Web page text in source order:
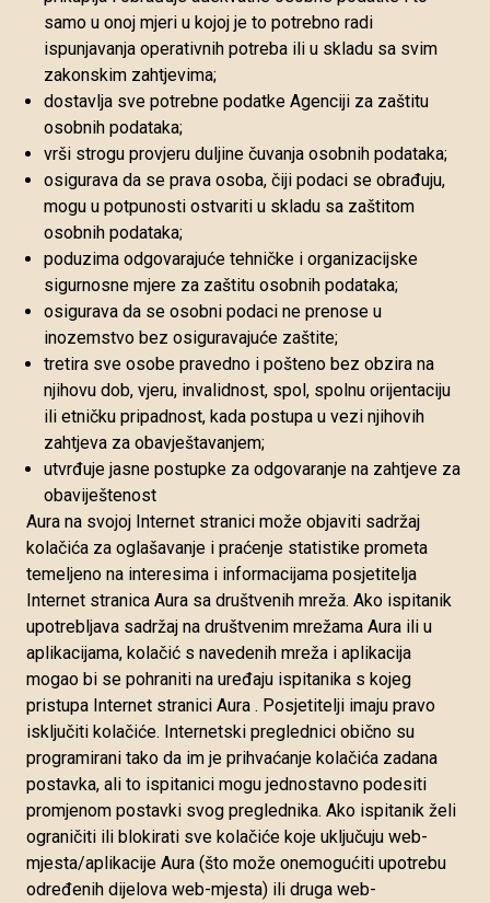
samo u onoj mjeri u kojoj je to potrebno radi
ispunjavanja operativnih potreba ili u skladu sa svim
zakonskim zahtjevima;
dostavlja sve potrebne podatke Agenciji za zaštitu
osobnih podataka;
vrši strogu provjeru duljine čuvanja osobnih podataka;
osigurava da se prava osoba, čiji podaci se obrađuju,
mogu u potpunosti ostvariti u skladu sa zaštitom
osobnih podataka;
poduzima odgovarajuće tehničke i organizacijske
sigurnosne mjere za zaštitu osobnih podataka;
osigurava da se osobni podaci ne prenose u
inozemstvo bez osiguravajuće zaštite;
tretira sve osobe pravedno i pošteno bez obzira na
njihovu dob, vjeru, invalidnost, spol, spolnu orijentaciju
ili etničku pripadnost, kada postupa u vezi njihovih
zahtjeva za obavještavanjem;
utvrđuje jasne postupke za odgovaranje na zahtjeve za
obaviještenost
Aura na svojoj Internet stranici može objaviti sadržaj
kolačića za oglašavanje i praćenje statistike prometa
temeljeno na interesima i informacijama posjetitelja
Internet stranica Aura sa društvenih mreža. Ako ispitanik
upotrebljava sadržaj na društvenim mrežama Aura ili u
aplikacijama, kolačić s navedenih mreža i aplikacija
mogao bi se pohraniti na uređaju ispitanika s kojeg
pristupa Internet stranici Aura . Posjetitelji imaju pravo
isključiti kolačiće. Internetski preglednici obično su
programirani tako da im je prihvaćanje kolačića zadana
postavka, ali to ispitanici mogu jednostavno podesiti
promjenom postavki svog preglednika. Ako ispitanik želi
ograničiti ili blokirati sve kolačiće koje uključuju web-
mjesta/aplikacije Aura (što može onemogućiti upotrebu
određenih dijelova web-mjesta) ili druga web-